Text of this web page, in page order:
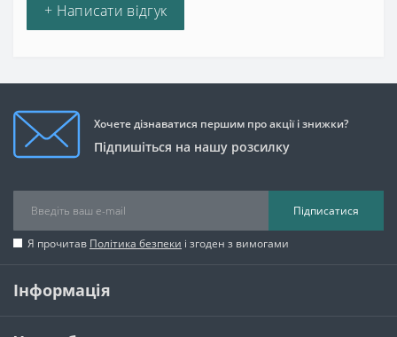
+ Написати відгук
Хочете дізнаватися першим про акції і знижки?
Підпишіться на нашу розсилку
Підписатися
Я прочитав Політика безпеки і згоден з вимогами
Інформація